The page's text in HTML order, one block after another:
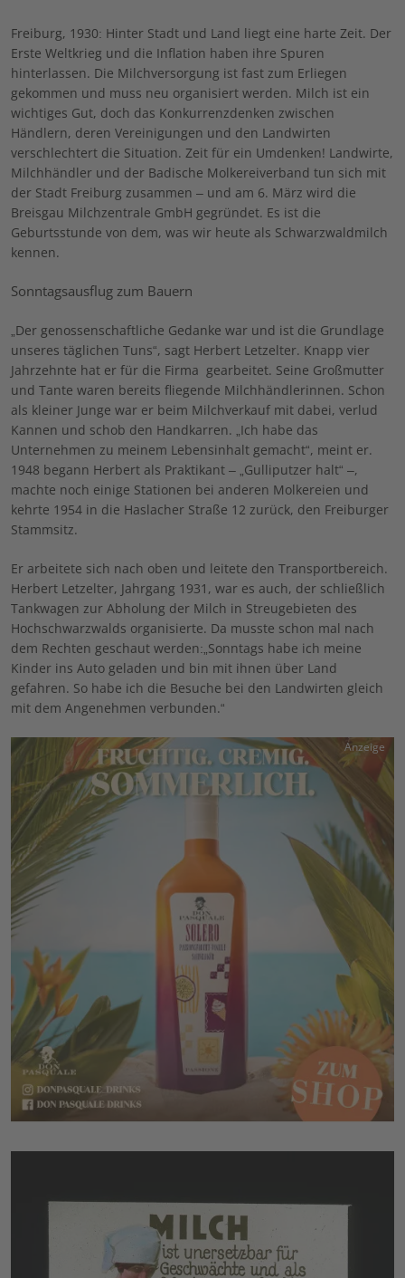
Freiburg, 1930: Hinter Stadt und Land liegt eine harte Zeit. Der
Erste Weltkrieg und die Inflation haben ihre Spuren
hinterlassen. Die Milchversorgung ist fast zum Erliegen
gekommen und muss neu organisiert werden. Milch ist ein
wichtiges Gut, doch das Konkurrenzdenken zwischen
Händlern, deren Vereinigungen und den Landwirten
verschlechtert die Situation. Zeit für ein Umdenken! Landwirte,
Milchhändler und der Badische Molkereiverband tun sich mit
der Stadt Freiburg zusammen – und am 6. März wird die
Breisgau Milchzentrale GmbH gegründet. Es ist die
Geburtsstunde von dem, was wir heute als Schwarzwaldmilch
kennen.
Sonntagsausflug zum Bauern
„Der genossenschaftliche Gedanke war und ist die Grundlage
unseres täglichen Tuns“, sagt Herbert Letzelter. Knapp vier
Jahrzehnte hat er für die Firma gearbeitet. Seine Großmutter
und Tante waren bereits fliegende Milchhändlerinnen. Schon
als kleiner Junge war er beim Milchverkauf mit dabei, verlud
Kannen und schob den Handkarren. „Ich habe das
Unternehmen zu meinem Lebensinhalt gemacht“, meint er.
1948 begann Herbert als Praktikant – „Gulliputzer halt“ –,
machte noch einige Stationen bei anderen Molkereien und
kehrte 1954 in die Haslacher Straße 12 zurück, den Freiburger
Stammsitz.
Er arbeitete sich nach oben und leitete den Transportbereich.
Herbert Letzelter, Jahrgang 1931, war es auch, der schließlich
Tankwagen zur Abholung der Milch in Streugebieten des
Hochschwarzwalds organisierte. Da musste schon mal nach
dem Rechten geschaut werden:„Sonntags habe ich meine
Kinder ins Auto geladen und bin mit ihnen über Land
gefahren. So habe ich die Besuche bei den Landwirten gleich
mit dem Angenehmen verbunden.“
Anzeige